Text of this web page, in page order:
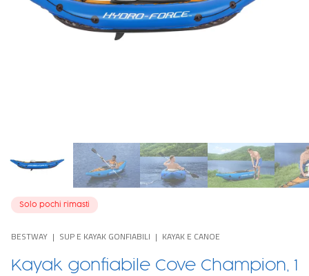
Solo pochi rimasti
BESTWAY SUP E KAYAK GONFIABILI KAYAK E CANOE
Kayak gonfiabile Cove Champion, 1